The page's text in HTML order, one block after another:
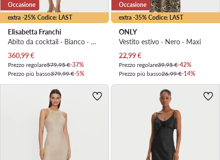
extra -25% Codice: LAST
Occasione
Elisabetta Franchi
Abito da cocktail · Bianco · Midi
Prezzo attuale
360,99€
Prezzo regolare579,95 €-37%
Prezzo più basso379,99 €-5%
extra -35% Codice: LAST
Occasione
ONLY
Vestito estivo · Nero · Maxi
Prezzo attuale
22,99€
Prezzo regolare39,95 €-42%
Prezzo più basso26,99 €-14%